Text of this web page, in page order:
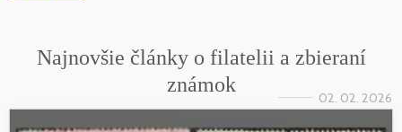
Najnovšie články o filatelii a zbieraní
známok
02. 02. 2026